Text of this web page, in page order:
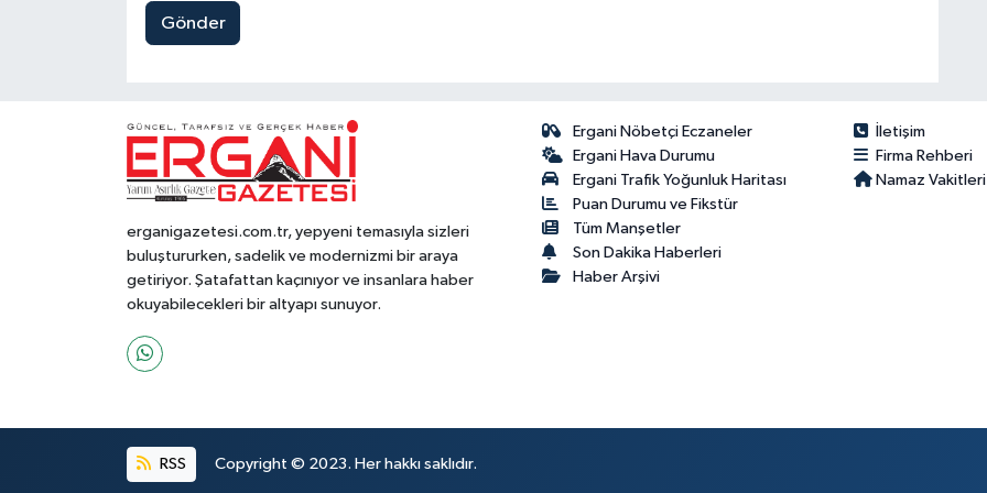
Gönder
erganigazetesi.com.tr, yepyeni temasıyla sizleri
buluştururken, sadelik ve modernizmi bir araya
getiriyor. Şatafattan kaçınıyor ve insanlara haber
okuyabilecekleri bir altyapı sunuyor.
Ergani Nöbetçi Eczaneler
Ergani Hava Durumu
Ergani Trafik Yoğunluk Haritası
Puan Durumu ve Fikstür
Tüm Manşetler
Son Dakika Haberleri
Haber Arşivi
İletişim
Firma Rehberi
Namaz Vakitleri
RSS Copyright © 2023. Her hakkı saklıdır.